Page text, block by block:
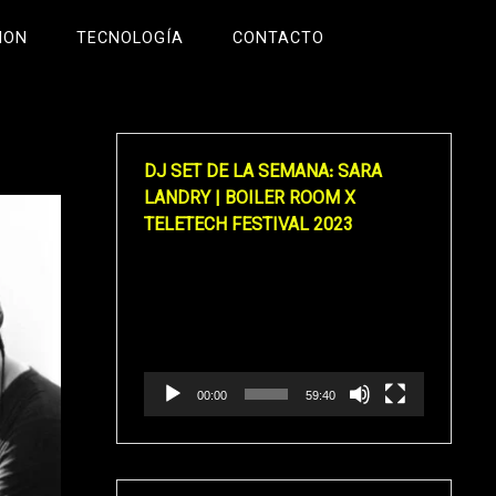
TECNOLOGÍA CONTACTO
DJ SET DE LA SEMANA: SARA
LANDRY | BOILER ROOM X
TELETECH FESTIVAL 2023
00:00 59:40